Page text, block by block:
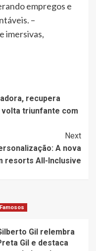
empregos e
–
imersivas,
recupera
triunfante com
Next
A nova
resorts All-Inclusive
Famosos
Gil relembra
Gil e destaca